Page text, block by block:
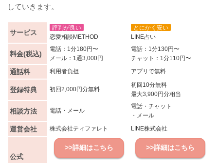
していきます。
サービス
評判が良い
恋愛相談METHOD
とにかく安い
LINE占い
料金(税込)
電話：1分180円〜
メール：1通3,000円
電話：1分130円〜
チャット：1分110円〜
通話料 利用者負担 アプリで無料
登録特典 初回2,000円分無料
初回10分無料
最大3,900円分相当
相談方法 電話・メール
電話・チャット
・メール
運営会社 株式会社ティファレト LINE株式会社
公式
>>詳細はこちら >>詳細はこちら